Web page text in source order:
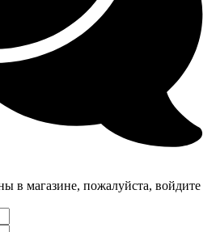
в магазине, пожалуйста, войдите